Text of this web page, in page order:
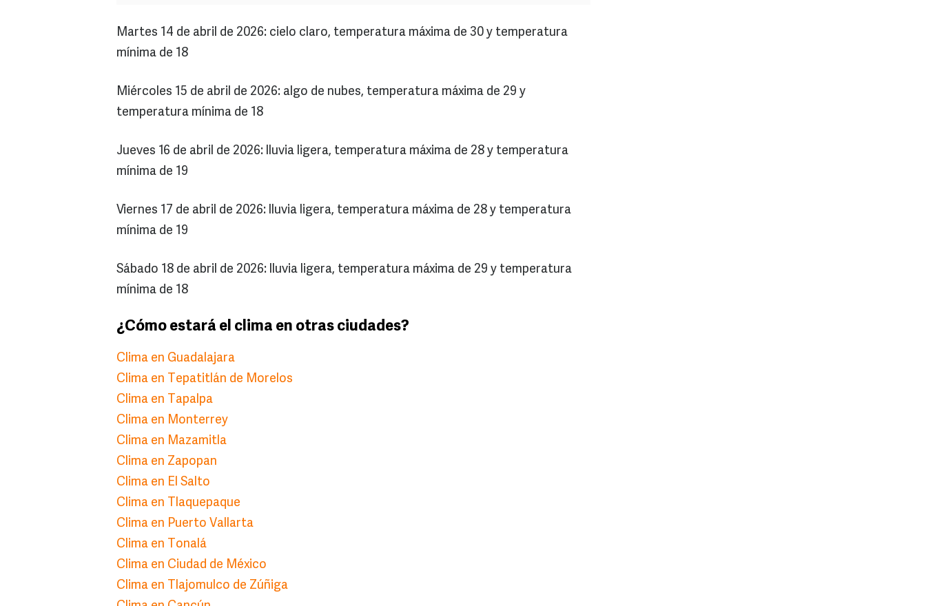
Martes 14 de abril de 2026: cielo claro, temperatura máxima de 30 y temperatura
mínima de 18
Miércoles 15 de abril de 2026: algo de nubes, temperatura máxima de 29 y
temperatura mínima de 18
Jueves 16 de abril de 2026: lluvia ligera, temperatura máxima de 28 y temperatura
mínima de 19
Viernes 17 de abril de 2026: lluvia ligera, temperatura máxima de 28 y temperatura
mínima de 19
Sábado 18 de abril de 2026: lluvia ligera, temperatura máxima de 29 y temperatura
mínima de 18
¿Cómo estará el clima en otras ciudades?
Clima en Guadalajara
Clima en Tepatitlán de Morelos
Clima en Tapalpa
Clima en Monterrey
Clima en Mazamitla
Clima en Zapopan
Clima en El Salto
Clima en Tlaquepaque
Clima en Puerto Vallarta
Clima en Tonalá
Clima en Ciudad de México
Clima en Tlajomulco de Zúñiga